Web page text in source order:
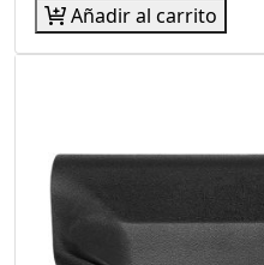
Añadir al carrito